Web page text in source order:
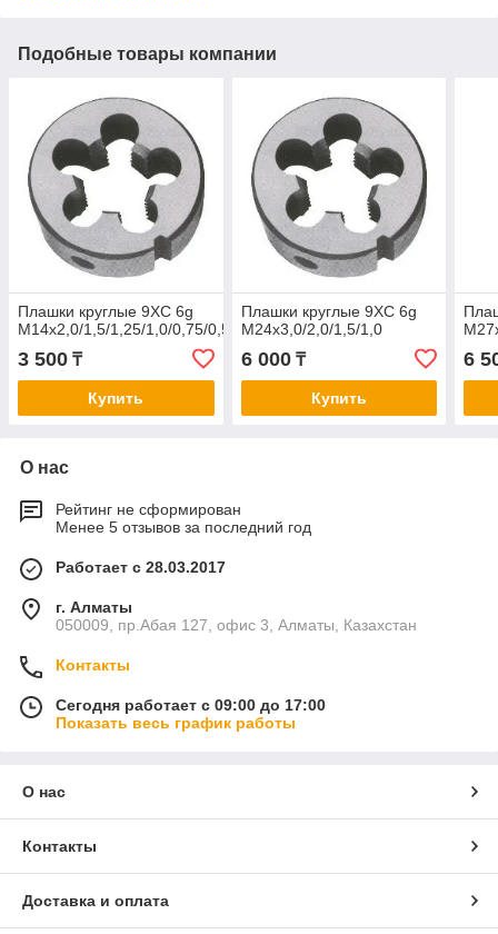
Подобные товары компании
Плашки круглые 9ХС 6g
М14х2,0/1,5/1,25/1,0/0,75/0,5
3 500 ₸
Купить
Плашки круглые 9ХС 6g
М24х3,0/2,0/1,5/1,0
6 000₸
Купить
6
О нас
Рейтинг не сформирован
Менее 5 отзывов за последний год
Работает с 28.03.2017
г. Алматы
050009, пр.Абая 127, офис 3, Алматы, Казахстан
Контакты
Сегодня работает с 09:00 до 17:00
Показать весь график работы
О нас
Контакты
Доставка и оплата